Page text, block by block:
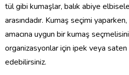
tül gibi kumaşlar, balık abiye
arasındadır. Kumaş seçimi
amacına uygun bir kumaş
organizasyonlar için ipek veya saten
edebilirsiniz.